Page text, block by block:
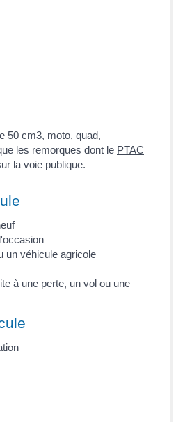
50 cm3, moto, quad,
les remorques dont le PTAC
la voie publique.
un véhicule agricole
à une perte, un vol ou une